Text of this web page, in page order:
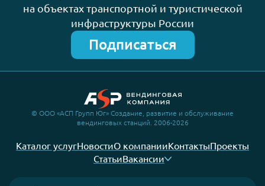
на объектах транспортной и туристической
инфраструктуры России
Подписаться
© ООО «АСП Групп Юг» Создание, развитие и обслуживание
вендинговых станций. 2006-2026
Каталог услугНовостиО компанииКонтактыПроекты
СтатьиВакансии